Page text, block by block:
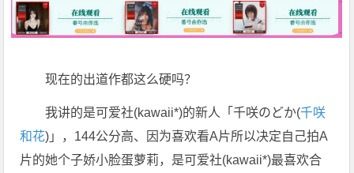
现在的出道作都这么硬吗？
我讲的是可爱社(kawaii*)的新人「千咲のどか(千咲
和花)」，144公分高、因为喜欢看A片所以决定自己拍A
片的她个子娇小脸蛋萝莉，是可爱社(kawaii*)最喜欢合